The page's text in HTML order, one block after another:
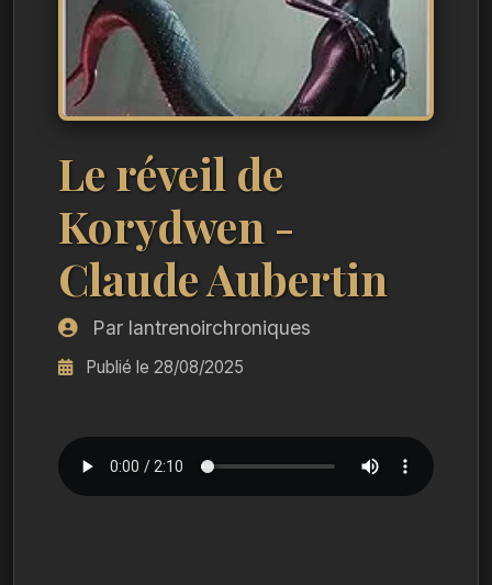
Le réveil de
Korydwen -
Claude Aubertin
Par lantrenoirchroniques
Publié le 28/08/2025